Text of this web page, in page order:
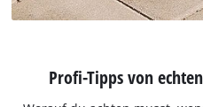
Profi-Tipps von